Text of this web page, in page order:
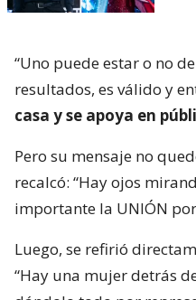
“Uno puede estar o no
resultados, es válido y
casa y se apoya en
Pero su mensaje no
recalcó: “Hay ojos
importante la UNIÓN
Luego, se refirió
“Hay una mujer detrás